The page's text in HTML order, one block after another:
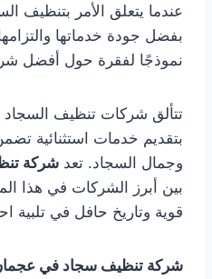
عندما يتعلق الأمر بتنظيف
بفضل جودة خدماتها
نموذجًا لفقرة حول أفضل
تتألق شركات تنظيف السجاد
بتقديم خدمات استثنائية
وجمال السجاد. تعد شركة
بين أبرز الشركات في هذا
قوية وتاريخ حافل في تلبية
شركة تنظيف سجاد في